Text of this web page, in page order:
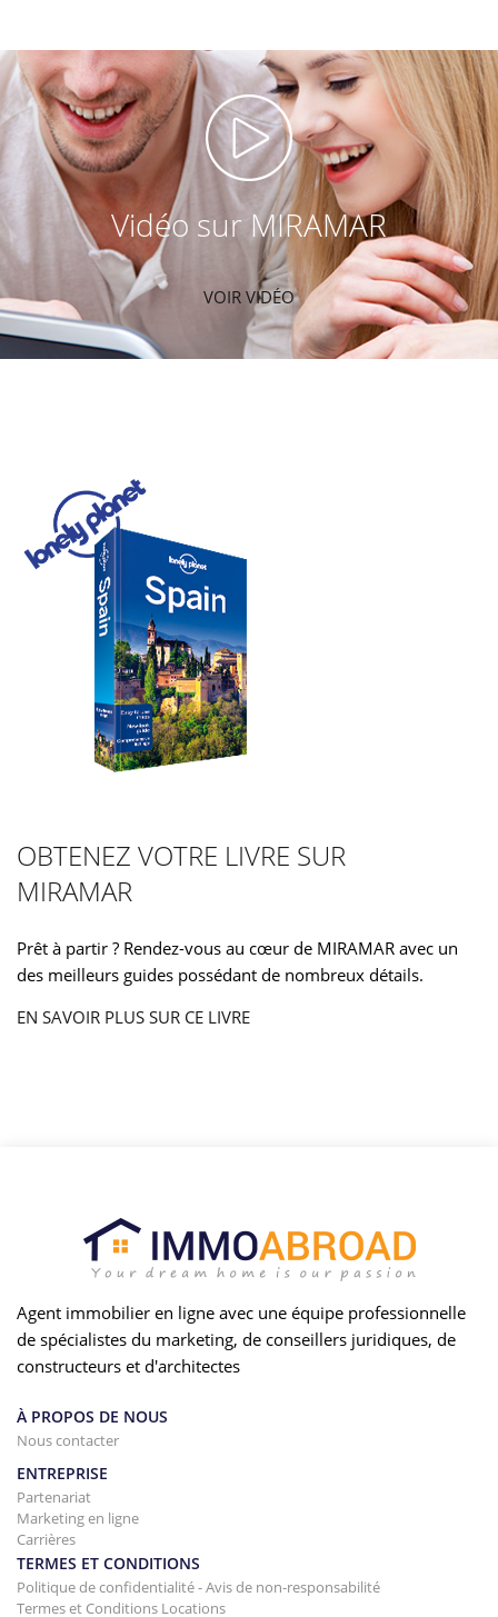
Vidéo sur MIRAMAR
VOIR VIDÉO
OBTENEZ VOTRE LIVRE SUR
MIRAMAR
Prêt à partir ? Rendez-vous au cœur de MIRAMAR avec un
des meilleurs guides possédant de nombreux détails.
EN SAVOIR PLUS SUR CE LIVRE
Agent immobilier en ligne avec une équipe professionnelle
de spécialistes du marketing, de conseillers juridiques, de
constructeurs et d'architectes
À PROPOS DE NOUS
Nous contacter
ENTREPRISE
Partenariat
Marketing en ligne
Carrières
TERMES ET CONDITIONS
Politique de confidentialité - Avis de non-responsabilité
Termes et Conditions Locations